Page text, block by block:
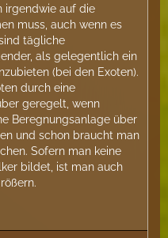
irgendwie auf die
muss, auch wenn es
tägliche
als gelegentlich ein
(bei den Exoten).
durch eine
geregelt, wenn
Beregnungsanlage über
und schon braucht man
Sofern man keine
bildet, ist man auch